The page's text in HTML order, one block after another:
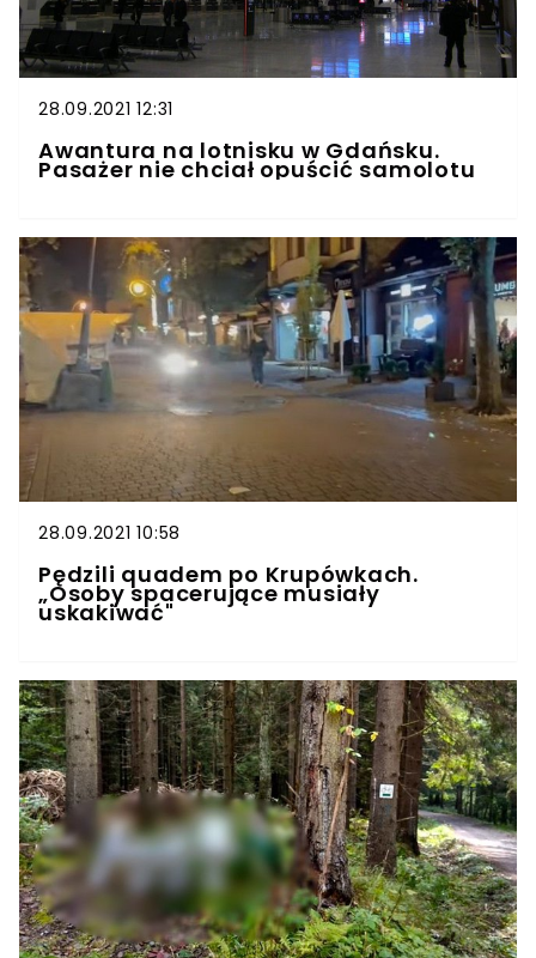
28.09.2021 12:31
Awantura na lotnisku w Gdańsku.
Pasażer nie chciał opuścić samolotu
28.09.2021 10:58
Pędzili quadem po Krupówkach.
„Osoby spacerujące musiały
uskakiwać"